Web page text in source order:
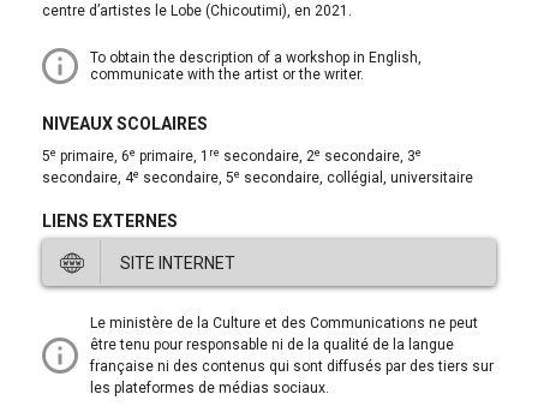
centre d’artistes le Lobe (Chicoutimi), en 2021.
To obtain the description of a workshop in English,
communicate with the artist or the writer.
NIVEAUX SCOLAIRES
5e primaire, 6e primaire, 1 re secondaire, 2e secondaire, 3e
secondaire, 4e secondaire, 5e secondaire, collégial, universitaire
LIENS EXTERNES
SITE INTERNET
lien
ouvre
dans
Le ministère de la Culture et des Communications ne peut
être tenu pour responsable ni de la qualité de la langue
française ni des contenus qui sont diffusés par des tiers sur
les plateformes de médias sociaux.